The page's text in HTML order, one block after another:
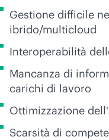
Gestione difficile
ibrido/multicloud
Interoperabilità
Mancanza di
carichi di lavoro
Ottimizzazione
Scarsità di